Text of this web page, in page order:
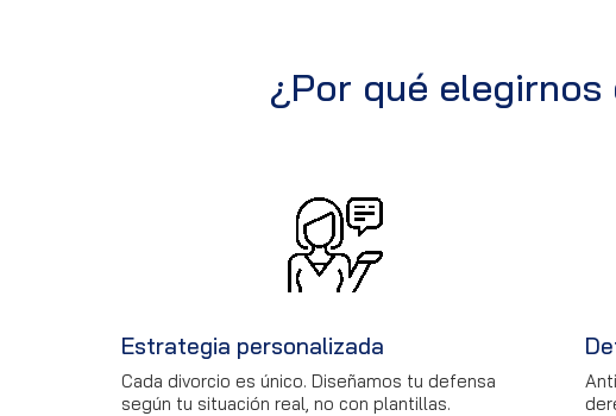
¿Por qué
Estrategia personalizada
Cada divorcio es único. Diseñamos tu defensa
según tu situación real, no con plantillas.